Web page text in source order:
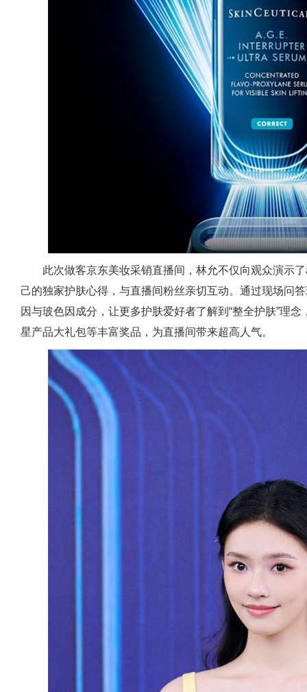
此次做客京东美妆采销直播间，林允不仅向观众演示
己的独家护肤心得，与直播间粉丝亲切互动。通过现场问
因与玻色因成分，让更多护肤爱好者了解到“整全护肤”理
星产品大礼包等丰富奖品，为直播间带来超高人气。